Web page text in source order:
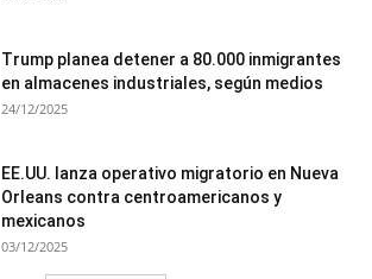
Trump planea detener a 80.000 inmigrantes
en almacenes industriales, según medios
24/12/2025
EE.UU. lanza operativo migratorio en Nueva
Orleans contra centroamericanos y
mexicanos
03/12/2025